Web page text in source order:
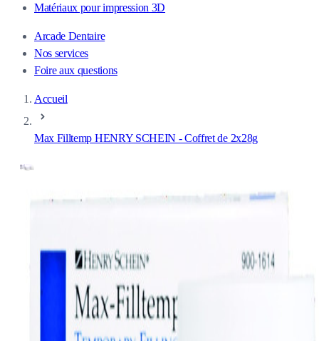
Matériaux pour impression 3D
Arcade Dentaire
Nos services
Foire aux questions
Accueil
Max Filltemp HENRY SCHEIN - Coffret de 2x28g